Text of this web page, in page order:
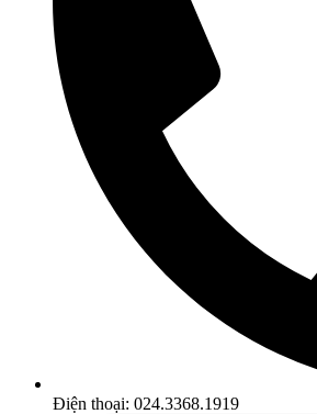
Điện thoại: 024.3368.1919